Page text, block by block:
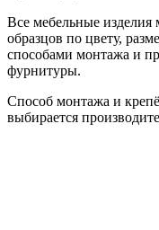
Все мебельные изделия
образцов по цвету,
способами монтажа и
фурнитуры.
Способ монтажа и
выбирается